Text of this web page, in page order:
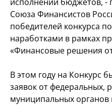
Союза Финансистов
победителей конкурса
наработками в рамках
«Финансовые решения
В этом году на Конкурс
заявок от федеральных,
муниципальных органов